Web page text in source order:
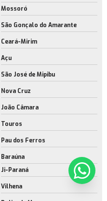
Mossoró
São Gonçalo do Amarante
Ceará-Mirim
Açu
São José de Mipibu
Nova Cruz
João Câmara
Touros
Pau dos Ferros
Baraúna
Ji-Paraná
Vilhena